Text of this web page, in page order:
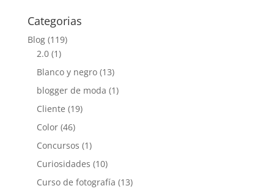
Categorias
Blog(119)
2.0(1)
Blanco y negro(13)
blogger de moda (1)
Cliente (19)
Color(46)
Concursos (1)
Curiosidades (10)
Curso de fotografía (13)